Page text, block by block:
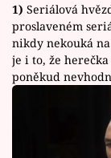
1) Seriálová
proslaveném
nikdy nekouká
je i to, že
poněkud